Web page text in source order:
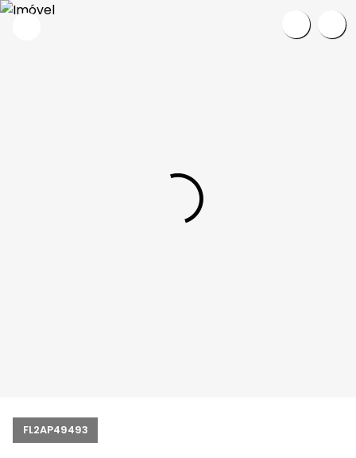
FL2AP49493